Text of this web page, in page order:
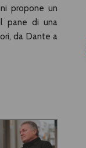
propone un
pane di una
da Dante a